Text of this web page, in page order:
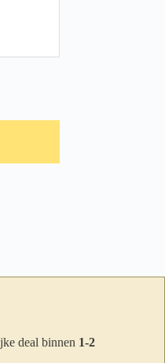
deal binnen 1-2